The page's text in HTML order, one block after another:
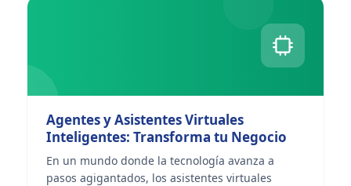
Agentes y Asistentes Virtuales
Inteligentes: Transforma tu Negocio
En un mundo donde la tecnología avanza a
pasos agigantados, los asistentes virtuales